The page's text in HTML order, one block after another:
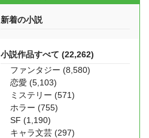
新着の小説
小説作品すべて (22,262)
ファンタジー (8,580)
恋愛 (5,103)
ミステリー (571)
ホラー (755)
SF (1,190)
キャラ文芸 (297)